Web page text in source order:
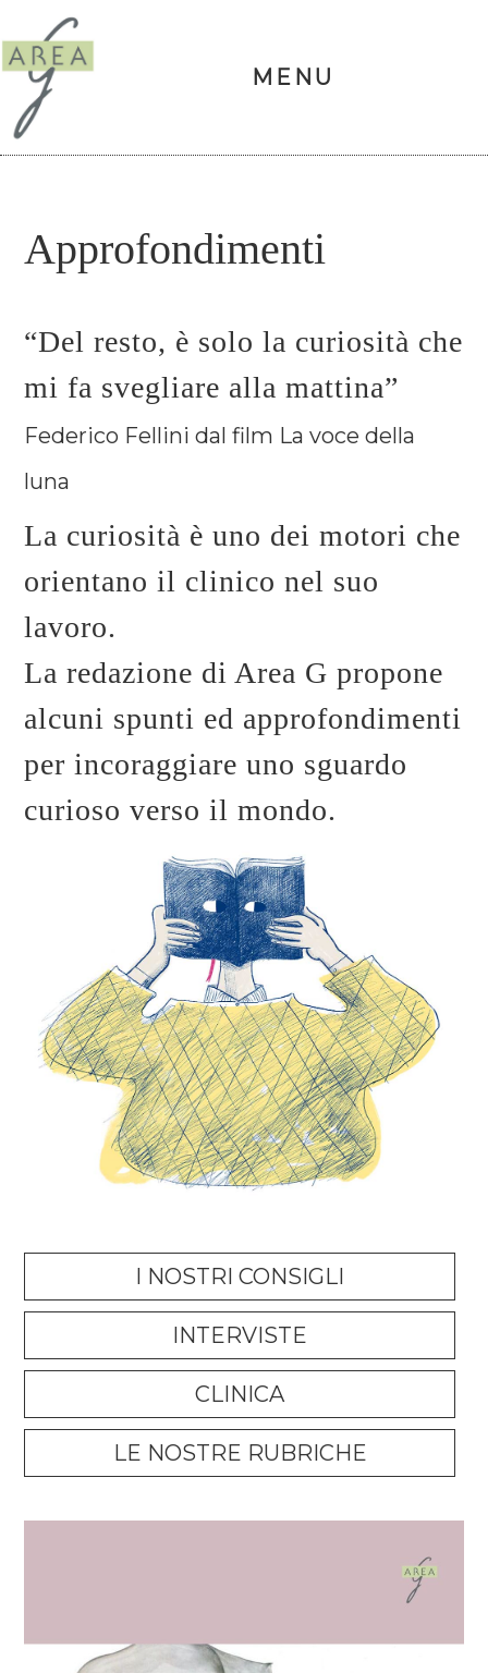
Skip
navigation
Skip
content
Skip
sidebar
Skip
Area
G
MENU
Approfondimenti
“Del resto, è solo la curiosità che
mi fa svegliare alla mattina”
Federico Fellini dal film La voce della
luna
La curiosità è uno dei motori che
orientano il clinico nel suo
lavoro.
La redazione di Area G propone
alcuni spunti ed approfondimenti
per incoraggiare uno sguardo
curioso verso il mondo.
I NOSTRI CONSIGLI
INTERVISTE
CLINICA
LE NOSTRE RUBRICHE